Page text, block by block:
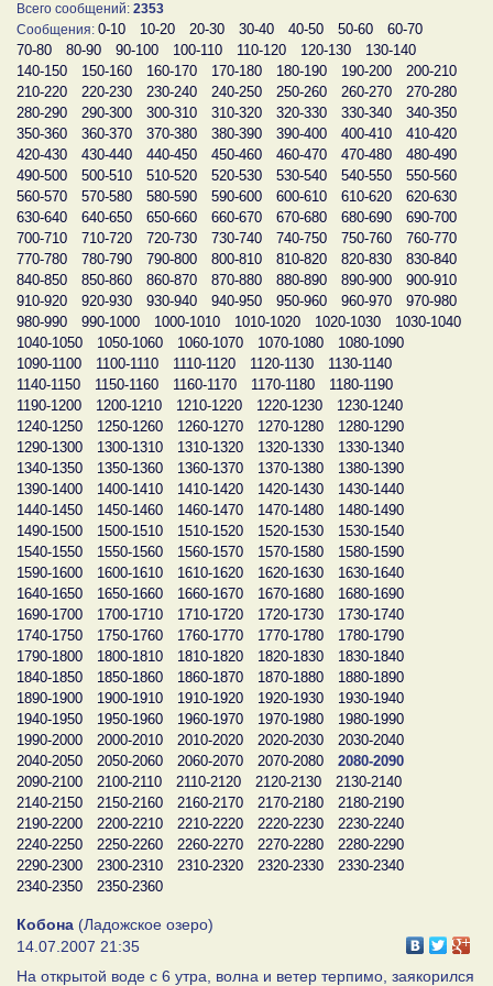
Всего сообщений: 2353
Сообщения: 0-10 10-20 20-30 30-40 40-50 50-60
60-70
70-80
80-90 90-100 100-110 110-120 120-130
130-140
140-150
150-160 160-170 170-180 180-190 190-200
200-210
210-220
220-230 230-240 240-250 250-260 260-270
270-280
280-290
290-300 300-310 310-320 320-330 330-340
340-350
350-360
360-370 370-380 380-390 390-400 400-410
410-420
420-430
430-440 440-450 450-460 460-470 470-480
480-490
490-500
500-510 510-520 520-530 530-540 540-550
550-560
560-570
570-580 580-590 590-600 600-610 610-620
620-630
630-640
640-650 650-660 660-670 670-680 680-690
690-700
700-710
710-720 720-730 730-740 740-750 750-760
760-770
770-780
780-790 790-800 800-810 810-820 820-830
830-840
840-850
850-860 860-870 870-880 880-890 890-900
900-910
910-920
920-930 930-940 940-950 950-960 960-970
970-980
980-990
990-1000 1000-1010 1010-1020 1020-1030
1030-1040
1040-1050
1050-1060 1060-1070 1070-1080
1080-1090
1090-1100
1100-1110 1110-1120 1120-1130
1130-1140
1140-1150
1150-1160 1160-1170 1170-1180
1180-1190
1190-1200
1200-1210 1210-1220 1220-1230
1230-1240
1240-1250
1250-1260 1260-1270 1270-1280
1280-1290
1290-1300
1300-1310 1310-1320 1320-1330
1330-1340
1340-1350
1350-1360 1360-1370 1370-1380
1380-1390
1390-1400
1400-1410 1410-1420 1420-1430
1430-1440
1440-1450
1450-1460 1460-1470 1470-1480
1480-1490
1490-1500
1500-1510 1510-1520 1520-1530
1530-1540
1540-1550
1550-1560 1560-1570 1570-1580
1580-1590
1590-1600
1600-1610 1610-1620 1620-1630
1630-1640
1640-1650
1650-1660 1660-1670 1670-1680
1680-1690
1690-1700
1700-1710 1710-1720 1720-1730
1730-1740
1740-1750
1750-1760 1760-1770 1770-1780
1780-1790
1790-1800
1800-1810 1810-1820 1820-1830
1830-1840
1840-1850
1850-1860 1860-1870 1870-1880
1880-1890
1890-1900
1900-1910 1910-1920 1920-1930
1930-1940
1940-1950
1950-1960 1960-1970 1970-1980
1980-1990
1990-2000
2000-2010 2010-2020 2020-2030
2030-2040
2040-2050
2050-2060 2060-2070 2070-2080
2080-2090
2090-2100
2100-2110 2110-2120 2120-2130
2130-2140
2140-2150
2150-2160 2160-2170 2170-2180
2180-2190
2190-2200
2200-2210 2210-2220 2220-2230
2230-2240
2240-2250
2250-2260 2260-2270 2270-2280
2280-2290
2290-2300
2300-2310 2310-2320 2320-2330
2330-2340
2340-2350
2350-2360
Кобона (Ладожское озеро)
14.07.2007 21:35
На открытой воде с 6 утра, волна и ветер терпимо, заякорился